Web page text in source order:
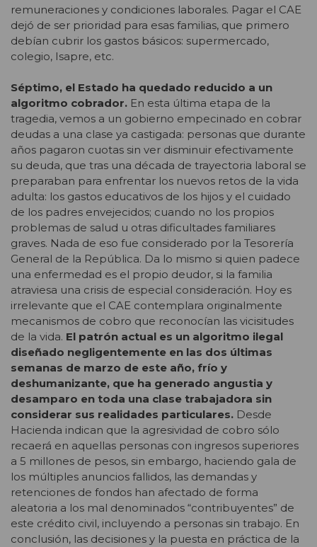
remuneraciones y condiciones laborales. Pagar el CAE
dejó de ser prioridad para esas familias, que primero
debían cubrir los gastos básicos: supermercado,
colegio, Isapre, etc.
Séptimo, el Estado ha quedado reducido a un
algoritmo cobrador. En esta última etapa de la
tragedia, vemos a un gobierno empecinado en cobrar
deudas a una clase ya castigada: personas que durante
años pagaron cuotas sin ver disminuir efectivamente
su deuda, que tras una década de trayectoria laboral se
preparaban para enfrentar los nuevos retos de la vida
adulta: los gastos educativos de los hijos y el cuidado
de los padres envejecidos; cuando no los propios
problemas de salud u otras dificultades familiares
graves. Nada de eso fue considerado por la Tesorería
General de la República. Da lo mismo si quien padece
una enfermedad es el propio deudor, si la familia
atraviesa una crisis de especial consideración. Hoy es
irrelevante que el CAE contemplara originalmente
mecanismos de cobro que reconocían las vicisitudes
de la vida. El patrón actual es un algoritmo ilegal
diseñado negligentemente en las dos últimas
semanas de marzo de este año, frío y
deshumanizante, que ha generado angustia y
desamparo en toda una clase trabajadora sin
considerar sus realidades particulares. Desde
Hacienda indican que la agresividad de cobro sólo
recaerá en aquellas personas con ingresos superiores
a 5 millones de pesos, sin embargo, haciendo gala de
los múltiples anuncios fallidos, las demandas y
retenciones de fondos han afectado de forma
aleatoria a los mal denominados “contribuyentes” de
este crédito civil, incluyendo a personas sin trabajo. En
conclusión, las decisiones y la puesta en práctica de la